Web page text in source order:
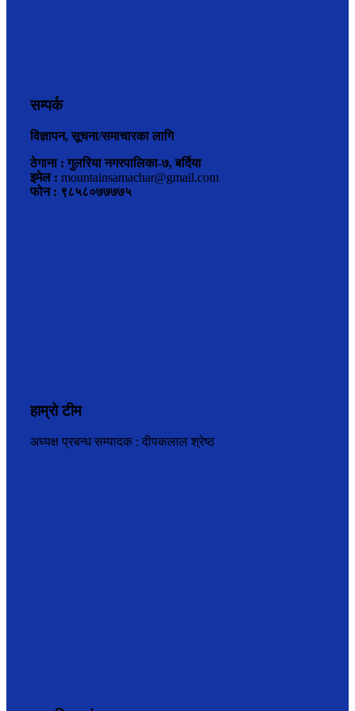
सम्पर्क
विज्ञापन, सूचना/समाचारका लागि
ठेगाना : गुलरिया नगरपालिका-७, बर्दिया
इमेल : mountainsamachar@gmail.com
फोन : ९८५८०७७७७५
हाम्रो टीम
अध्यक्ष प्रबन्ध सम्पादक : दीपकलाल श्रेष्ठ